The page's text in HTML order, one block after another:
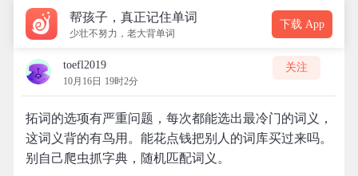
帮孩子，真正记住单词
少壮不努力，老大背单词
下载 App
toefl2019
10月16日 19时2分
关注
拓词的选项有严重问题，每次都能选出最冷门的词义，
这词义背的有鸟用。能花点钱把别人的词库买过来吗。
别自己爬虫抓字典，随机匹配词义。